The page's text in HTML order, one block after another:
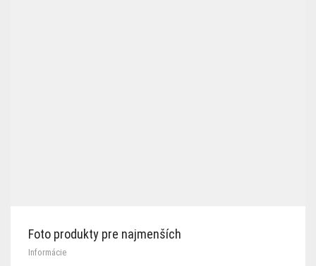
Foto produkty pre najmenších
Informácie